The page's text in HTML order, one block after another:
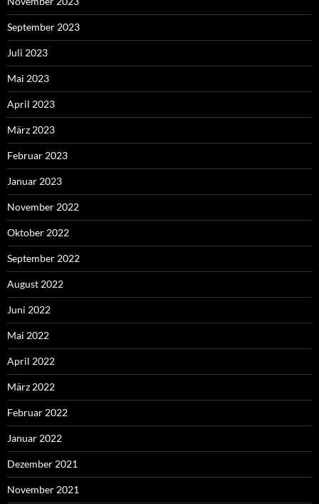
September 2023
Juli 2023
Mai 2023
April 2023
März 2023
Februar 2023
Januar 2023
November 2022
Oktober 2022
September 2022
August 2022
Juni 2022
Mai 2022
April 2022
März 2022
Februar 2022
Januar 2022
Dezember 2021
November 2021